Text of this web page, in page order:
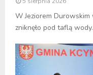
W Jeziorem
zniknęło pod taflą